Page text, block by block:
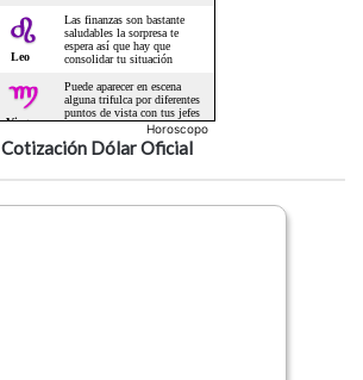
Horoscopo
Cotización Dólar Oficial